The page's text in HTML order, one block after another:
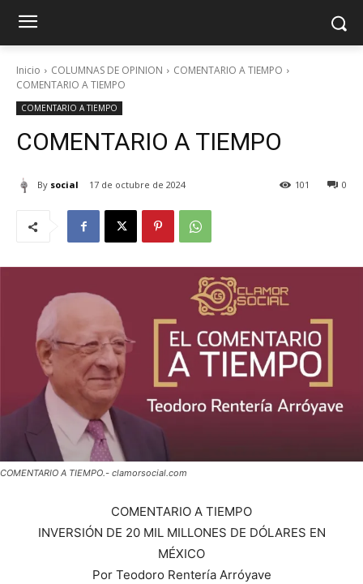
Inicio COLUMNAS DE OPINION
COMENTARIO A TIEMPO
COMENTARIO A TIEMPO
COMENTARIO A TIEMPO
COMENTARIO A TIEMPO
By social 17 de octubre de 2024 0
101
COMENTARIO A TIEMPO.- clamorsocial.com
COMENTARIO A TIEMPO
INVERSIÓN DE 20 MIL MILLONES DE DÓLARES EN
MÉXICO
Por Teodoro Rentería Arróyave